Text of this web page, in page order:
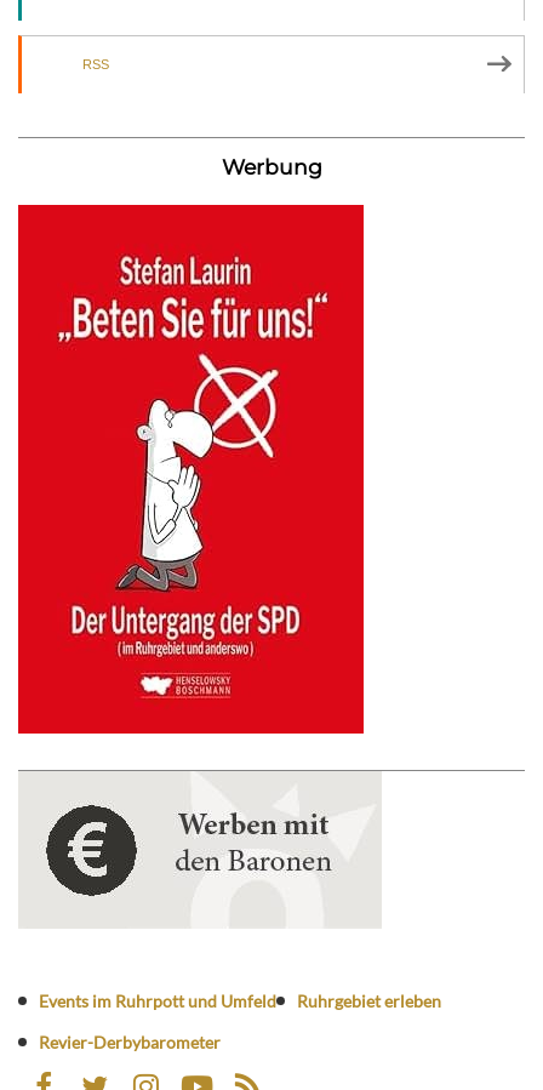
RSS
Werbung
Events im Ruhrpott und Umfeld
Ruhrgebiet erleben
Revier-Derbybarometer